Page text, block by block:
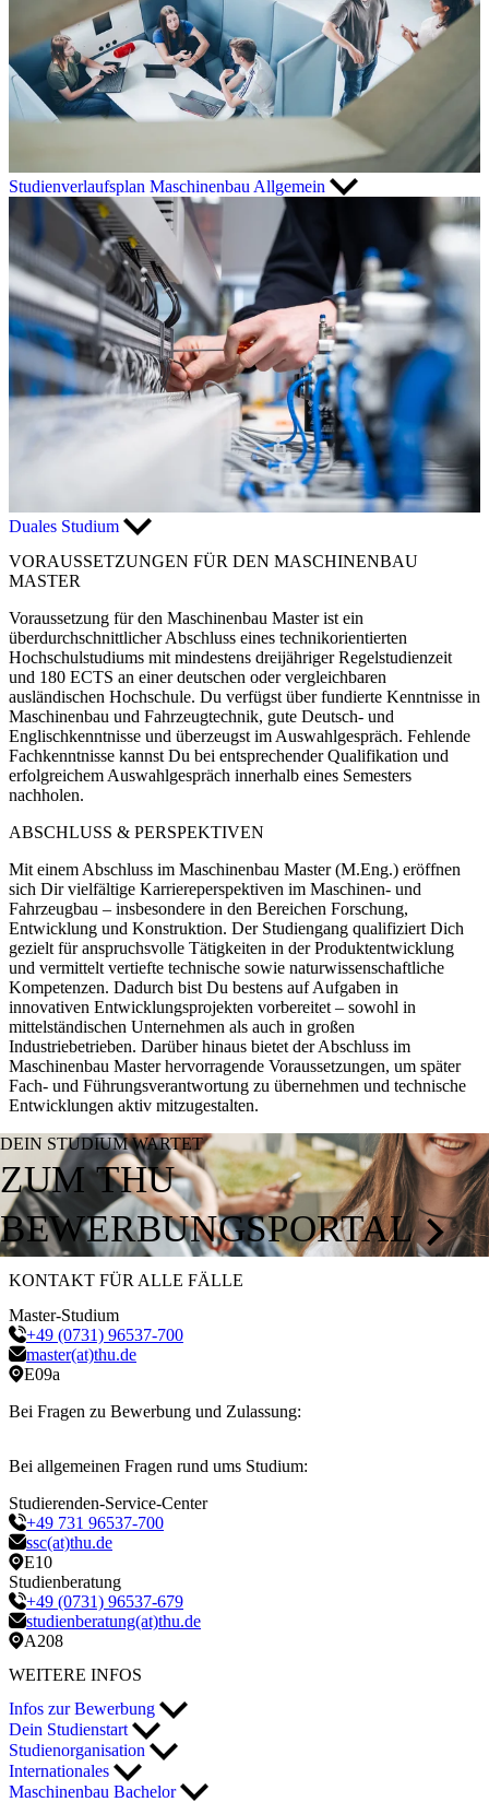
Studienverlaufsplan Maschinenbau Allgemein
Duales Studium
VORAUSSETZUNGEN FÜR DEN MASCHINENBAU
MASTER
Voraussetzung für den Maschinenbau Master ist ein
überdurchschnittlicher Abschluss eines technikorientierten
Hochschulstudiums mit mindestens dreijähriger Regelstudienzeit
und 180 ECTS an einer deutschen oder vergleichbaren
ausländischen Hochschule. Du verfügst über fundierte Kenntnisse in
Maschinenbau und Fahrzeugtechnik, gute Deutsch- und
Englischkenntnisse und überzeugst im Auswahlgespräch. Fehlende
Fachkenntnisse kannst Du bei entsprechender Qualifikation und
erfolgreichem Auswahlgespräch innerhalb eines Semesters
nachholen.
ABSCHLUSS & PERSPEKTIVEN
Mit einem Abschluss im Maschinenbau Master (M.Eng.) eröffnen
sich Dir vielfältige Karriereperspektiven im Maschinen- und
Fahrzeugbau – insbesondere in den Bereichen Forschung,
Entwicklung und Konstruktion. Der Studiengang qualifiziert Dich
gezielt für anspruchsvolle Tätigkeiten in der Produktentwicklung
und vermittelt vertiefte technische sowie naturwissenschaftliche
Kompetenzen. Dadurch bist Du bestens auf Aufgaben in
innovativen Entwicklungsprojekten vorbereitet – sowohl in
mittelständischen Unternehmen als auch in großen
Industriebetrieben. Darüber hinaus bietet der Abschluss im
Maschinenbau Master hervorragende Voraussetzungen, um später
Fach- und Führungsverantwortung zu übernehmen und technische
Entwicklungen aktiv mitzugestalten.
DEIN STUDIUM WARTET
ZUM THU
BEWERBUNGSPORTAL
KONTAKT FÜR ALLE FÄLLE
Master-Studium
+49 (0731) 96537-700
master(at)thu.de
E09a
Bei Fragen zu Bewerbung und Zulassung:
Bei allgemeinen Fragen rund ums Studium:
Studierenden-Service-Center
+49 731 96537-700
ssc(at)thu.de
E10
Studienberatung
+49 (0731) 96537-679
studienberatung(at)thu.de
A208
WEITERE INFOS
Infos zur Bewerbung
Dein Studienstart
Studienorganisation
Internationales
Maschinenbau Bachelor